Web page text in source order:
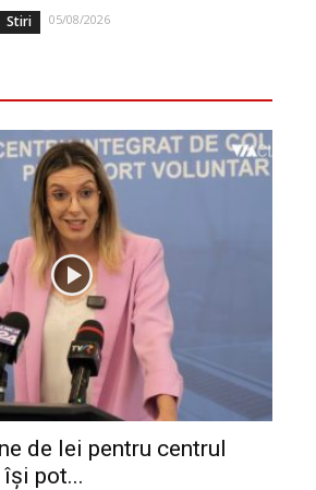
Stiri 05/08/2026
de lei pentru centrul
pot...